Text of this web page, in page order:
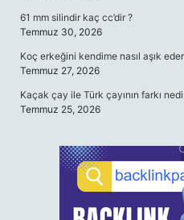
61 mm silindir kaç cc’dir ?
Temmuz 30, 2026
Koç erkeğini kendime nasıl aşık
Temmuz 27, 2026
Kaçak çay ile Türk çayının farkı
Temmuz 25, 2026